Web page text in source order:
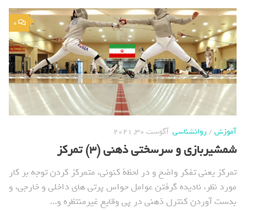
0
آموزش/روانشناسی آگوست 30, 2021
شمشیربازی و سرسختی ذهنی (3) تمرکز
تمرکز یعنی تفکر واضح و در لحظة کنونی، متمرکز کردن توجه بر کار
مورد نظر، نادیده گرفتن عوامل حواس پرتی های داخلی و خارجی، و
بدست آوردن کنترل ذهنی در پی وقایع غیرمنتظره و...